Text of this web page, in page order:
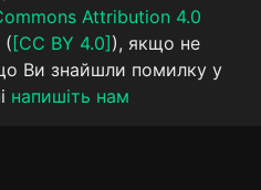
Attribution 4.0
( [CC BY 4.0] ), якщо не
Ви знайшли помилку у
напишіть нам